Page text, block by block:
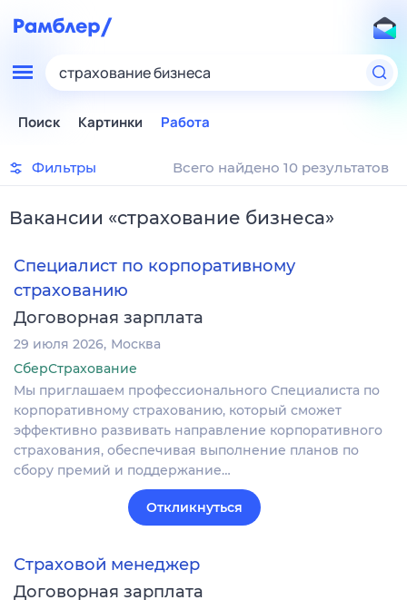
страхование бизнеса
Поиск Картинки Работа
Фильтры Всего найдено 10 результатов
Вакансии «страхование бизнеса»
Специалист по корпоративному
страхованию
Договорная зарплата
29 июля 2026 Москва
СберСтрахование
Мы приглашаем профессионального Специалиста по
корпоративному страхованию, который сможет
эффективно развивать направление корпоративного
страхования, обеспечивая выполнение планов по
сбору премий и поддержание…
Откликнуться
Страховой менеджер
Договорная зарплата